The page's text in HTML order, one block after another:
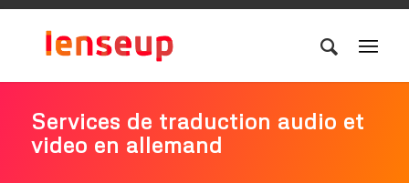
Services de traduction audio et
video en allemand